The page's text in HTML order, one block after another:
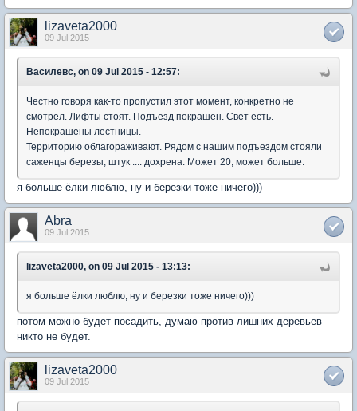
lizaveta2000
09 Jul 2015
Василевс, on 09 Jul 2015 - 12:57:
Честно говоря как-то пропустил этот момент, конкретно не
смотрел. Лифты стоят. Подъезд покрашен. Свет есть.
Непокрашены лестницы.
Территорию облагораживают. Рядом с нашим подъездом стояли
саженцы березы, штук .... дохрена. Может 20, может больше.
я больше ёлки люблю, ну и березки тоже ничего)))
Abra
09 Jul 2015
lizaveta2000, on 09 Jul 2015 - 13:13:
я больше ёлки люблю, ну и березки тоже ничего)))
потом можно будет посадить, думаю против лишних деревьев
никто не будет.
lizaveta2000
09 Jul 2015